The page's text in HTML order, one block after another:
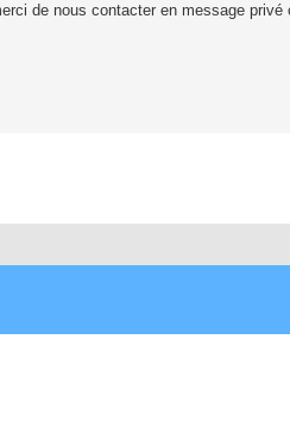
de nous contacter en message privé